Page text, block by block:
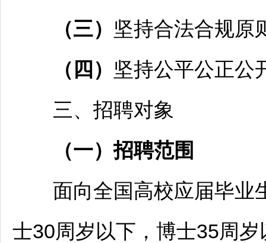
（三） 坚持合法合规原
（四） 坚持公平公正公
三、 招聘对象
（一）招聘范围
面向全国高校应届毕业
士30周岁以下，博士35周岁